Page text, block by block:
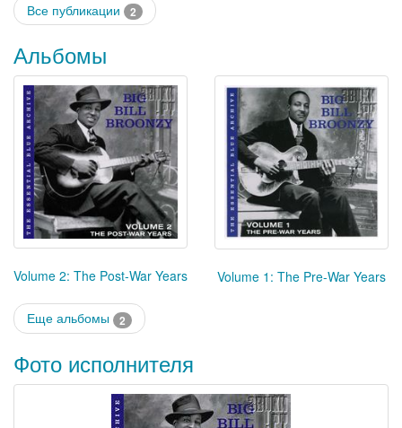
Все публикации 2
Альбомы
Volume 2: The Post-War Years Volume 1: The Pre-War Years
Еще альбомы 2
Фото исполнителя